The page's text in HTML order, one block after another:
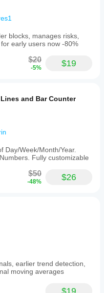
: BTC/USD, M15 chart, H1 higher timeframe
(HTF swings)
risk scalping
Strategy
+ Symbol.PipSize *
long
blocks, manages risks,
early users now -80%
$20
-5% $19
and Bar Counter
Day/Week/Month/Year.
Fully customizable
$50
-48% $26
earlier trend detection,
moving averages
$19